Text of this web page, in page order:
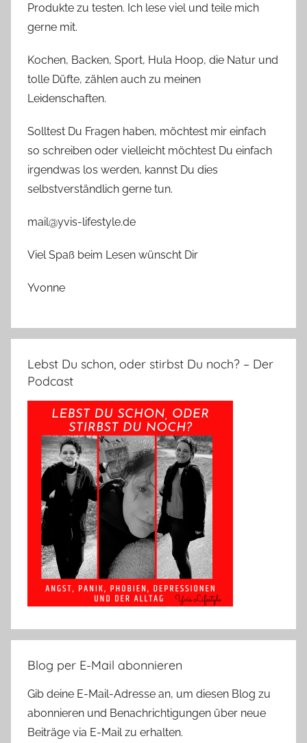
Produkte zu testen. Ich lese viel und teile mich
gerne mit.
Kochen, Backen, Sport, Hula Hoop, die Natur und
tolle Düfte, zählen auch zu meinen
Leidenschaften.
Solltest Du Fragen haben, möchtest mir einfach
so schreiben oder vielleicht möchtest Du einfach
irgendwas los werden, kannst Du dies
selbstverständlich gerne tun.
mail@yvis-lifestyle.de
Viel Spaß beim Lesen wünscht Dir
Yvonne
Lebst Du schon, oder stirbst Du noch? – Der
Podcast
Blog per E-Mail abonnieren
Gib deine E-Mail-Adresse an, um diesen Blog zu
abonnieren und Benachrichtigungen über neue
Beiträge via E-Mail zu erhalten.